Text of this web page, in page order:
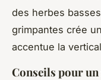
des herbes
grimpantes crée
accentue la
Conseils pour